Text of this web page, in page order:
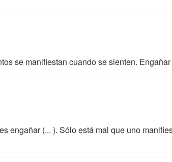
se manifiestan cuando se sienten.
engañar (... ). Sólo está mal que uno